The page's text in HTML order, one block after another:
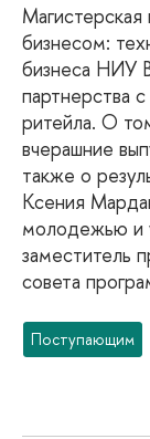
бизнесом:
бизнеса НИУ
партнерства
ритейла. О
вчерашние
также о
Ксения
молодежью и
заместитель
совета
Поступающим